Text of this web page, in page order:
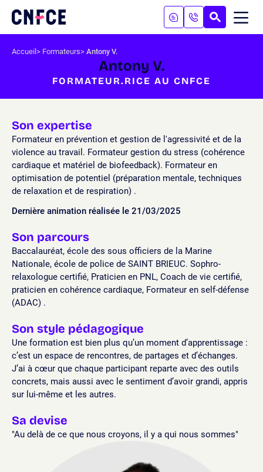
contenu
à
recherche
Logo
site
Accueil Formateurs Antony V.
Antony V.
FORMATEUR.RICE AU CNFCE
Son expertise
Formateur en prévention et gestion de l'agressivité et de la
violence au travail. Formateur gestion du stress (cohérence
cardiaque et matériel de biofeedback). Formateur en
optimisation de potentiel (préparation mentale, techniques
de relaxation et de respiration) .
Dernière animation réalisée le 21/03/2025
Son parcours
Baccalauréat, école des sous officiers de la Marine
Nationale, école de police de SAINT BRIEUC. Sophro-
relaxologue certifié, Praticien en PNL, Coach de vie certifié,
praticien en cohérence cardiaque, Formateur en self-défense
(ADAC) .
Son style pédagogique
Une formation est bien plus qu’un moment d’apprentissage :
c’est un espace de rencontres, de partages et d’échanges.
J’ai à cœur que chaque participant reparte avec des outils
concrets, mais aussi avec le sentiment d’avoir grandi, appris
sur lui-même et les autres.
Sa devise
"Au delà de ce que nous croyons, il y a qui nous sommes"